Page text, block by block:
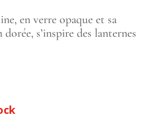
en verre opaque et sa
s’inspire des lanternes